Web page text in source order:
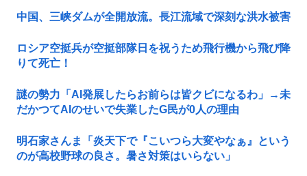
中国、三峡ダムが全開放流。長江流域で深刻な洪水被害
ロシア空挺兵が空挺部隊日を祝うため飛行機から飛び降
りて死亡！
謎の勢力「AI発展したらお前らは皆クビになるわ」→未
だかつてAIのせいで失業したG民が0人の理由
明石家さんま「炎天下で『こいつら大変やなぁ』という
のが高校野球の良さ。暑さ対策はいらない」